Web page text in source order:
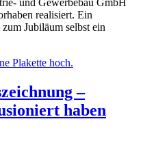
und Gewerbebau GmbH
realisiert. Ein
Jubiläum selbst ein
–
haben